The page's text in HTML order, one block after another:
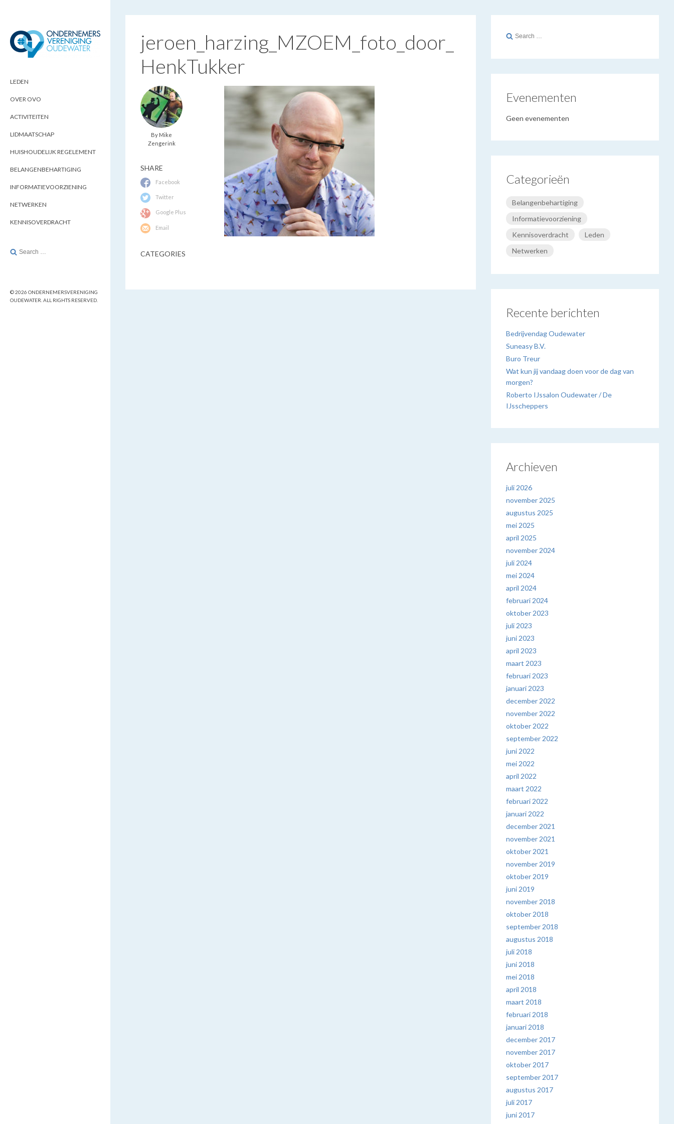
LEDEN
OVER OVO
ACTIVITEITEN
LIDMAATSCHAP
HUISHOUDELIJK REGELEMENT
BELANGENBEHARTIGING
INFORMATIEVOORZIENING
NETWERKEN
KENNISOVERDRACHT
Search
© 2026 ONDERNEMERSVERENIGING
OUDEWATER. ALL RIGHTS RESERVED.
jeroen_harzing_MZOEM_foto_door_
HenkTukker
By Mike
Zengerink
SHARE
Facebook
Twitter
Google Plus
Email
CATEGORIES
Search
Evenementen
Geen evenementen
Categorieën
Belangenbehartiging
Informatievoorziening
Kennisoverdracht
Leden
Netwerken
Recente berichten
Bedrijvendag Oudewater
Suneasy B.V.
Buro Treur
Wat kun jij vandaag doen voor de dag van
morgen?
Roberto IJssalon Oudewater / De
IJsscheppers
Archieven
juli 2026
november 2025
augustus 2025
mei 2025
april 2025
november 2024
juli 2024
mei 2024
april 2024
februari 2024
oktober 2023
juli 2023
juni 2023
april 2023
maart 2023
februari 2023
januari 2023
december 2022
november 2022
oktober 2022
september 2022
juni 2022
mei 2022
april 2022
maart 2022
februari 2022
januari 2022
december 2021
november 2021
oktober 2021
november 2019
oktober 2019
juni 2019
november 2018
oktober 2018
september 2018
augustus 2018
juli 2018
juni 2018
mei 2018
april 2018
maart 2018
februari 2018
januari 2018
december 2017
november 2017
oktober 2017
september 2017
augustus 2017
juli 2017
juni 2017